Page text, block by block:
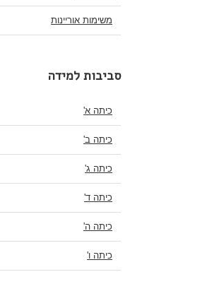
משימות אוריינות
סביבות למידה
כיתה א'
כיתה ב'
כיתה ג'
כיתה ד'
כיתה ה'
כיתה ו'